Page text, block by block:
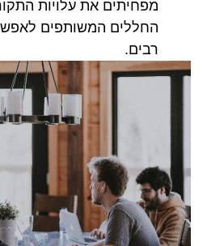
מפחיתים את עלויות
החללים המשותפים
רבים.